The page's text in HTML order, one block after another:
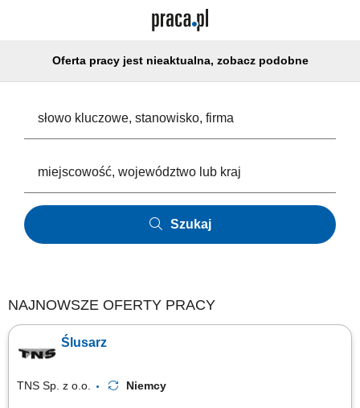
Oferta pracy jest nieaktualna, zobacz podobne
Szukaj
NAJNOWSZE OFERTY PRACY
Ślusarz
TNS Sp. z o.o. Niemcy